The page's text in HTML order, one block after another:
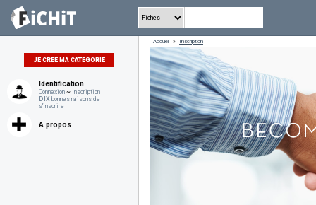
JE CRÉE MA CATÉGORIE
Identification
Connexion ~ Inscription
DIX bonnes raisons de
s'inscrire
A propos
Accueil » Inscription